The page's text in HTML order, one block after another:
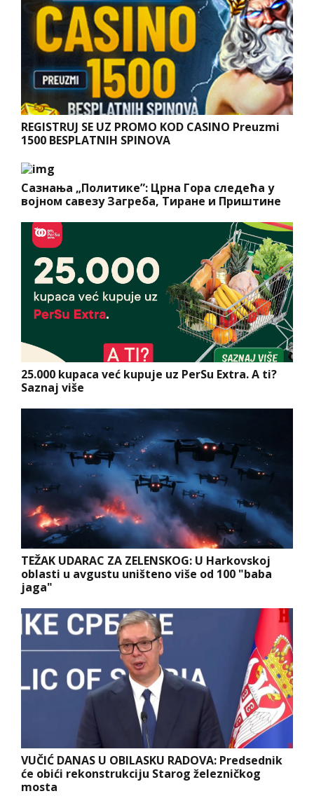
REGISTRUJ SE UZ PROMO KOD CASINO Preuzmi
1500 BESPLATNIH SPINOVA
Сазнања „Политике”: Црна Гора следећа у
војном савезу Загреба, Тиране и Приштине
25.000 kupaca već kupuje uz PerSu Extra. A ti?
Saznaj više
TEŽAK UDARAC ZA ZELENSKOG: U Harkovskoj
oblasti u avgustu uništeno više od 100 "baba
jaga"
VUČIĆ DANAS U OBILASKU RADOVA: Predsednik
će obići rekonstrukciju Starog železničkog
mosta